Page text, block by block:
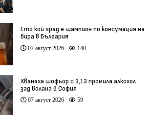
Ето кой град е шампион по консумация на
бира в България
07 август 2026 140
Хванаха шофьор с 3,13 промила алкохол
зад волана в София
07 август 2026 59